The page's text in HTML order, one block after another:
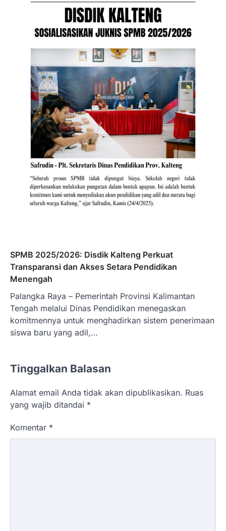
SPMB 2025/2026: Disdik Kalteng Perkuat
Transparansi dan Akses Setara Pendidikan
Menengah
Palangka Raya – Pemerintah Provinsi Kalimantan
Tengah melalui Dinas Pendidikan menegaskan
komitmennya untuk menghadirkan sistem penerimaan
siswa baru yang adil,…
Tinggalkan Balasan
Alamat email Anda tidak akan dipublikasikan. Ruas
yang wajib ditandai *
Komentar *